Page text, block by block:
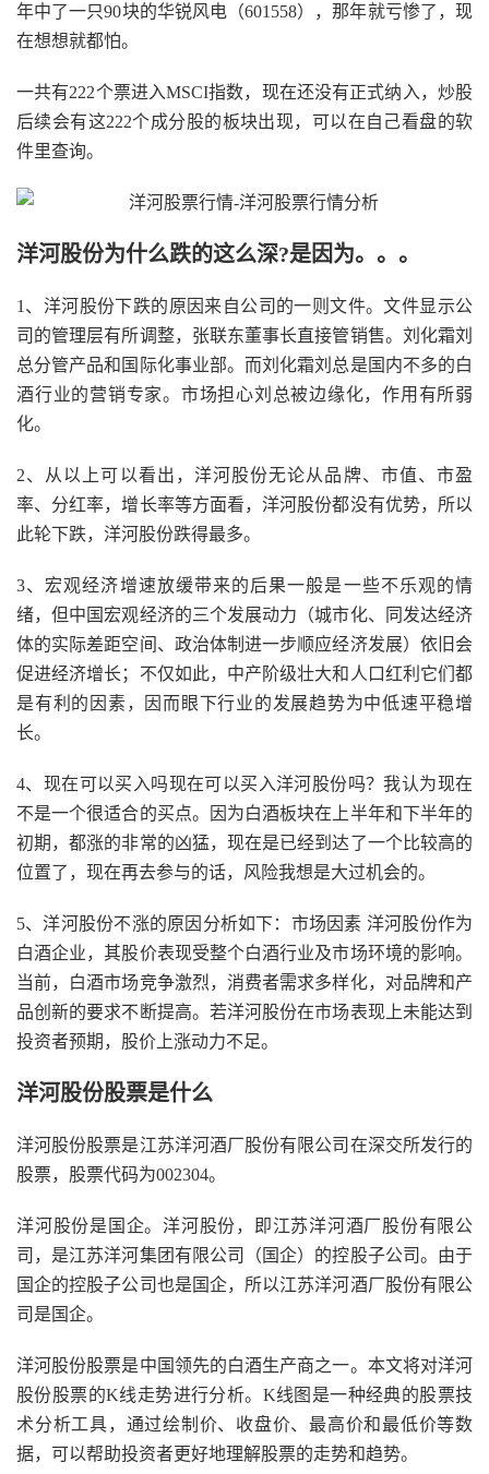
年中了一只90块的华锐风电（601558），那年就亏惨了，现
在想想就都怕。
一共有222个票进入MSCI指数，现在还没有正式纳入，炒股
后续会有这222个成分股的板块出现，可以在自己看盘的软
件里查询。
洋河股份为什么跌的这么深?是因为。。。
1、洋河股份下跌的原因来自公司的一则文件。文件显示公
司的管理层有所调整，张联东董事长直接管销售。刘化霜刘
总分管产品和国际化事业部。而刘化霜刘总是国内不多的白
酒行业的营销专家。市场担心刘总被边缘化，作用有所弱
化。
2、从以上可以看出，洋河股份无论从品牌、市值、市盈
率、分红率，增长率等方面看，洋河股份都没有优势，所以
此轮下跌，洋河股份跌得最多。
3、宏观经济增速放缓带来的后果一般是一些不乐观的情
绪，但中国宏观经济的三个发展动力（城市化、同发达经济
体的实际差距空间、政治体制进一步顺应经济发展）依旧会
促进经济增长；不仅如此，中产阶级壮大和人口红利它们都
是有利的因素，因而眼下行业的发展趋势为中低速平稳增
长。
4、现在可以买入吗现在可以买入洋河股份吗？我认为现在
不是一个很适合的买点。因为白酒板块在上半年和下半年的
初期，都涨的非常的凶猛，现在是已经到达了一个比较高的
位置了，现在再去参与的话，风险我想是大过机会的。
5、洋河股份不涨的原因分析如下：市场因素 洋河股份作为
白酒企业，其股价表现受整个白酒行业及市场环境的影响。
当前，白酒市场竞争激烈，消费者需求多样化，对品牌和产
品创新的要求不断提高。若洋河股份在市场表现上未能达到
投资者预期，股价上涨动力不足。
洋河股份股票是什么
洋河股份股票是江苏洋河酒厂股份有限公司在深交所发行的
股票，股票代码为002304。
洋河股份是国企。洋河股份，即江苏洋河酒厂股份有限公
司，是江苏洋河集团有限公司（国企）的控股子公司。由于
国企的控股子公司也是国企，所以江苏洋河酒厂股份有限公
司是国企。
洋河股份股票是中国领先的白酒生产商之一。本文将对洋河
股份股票的K线走势进行分析。K线图是一种经典的股票技
术分析工具，通过绘制价、收盘价、最高价和最低价等数
据，可以帮助投资者更好地理解股票的走势和趋势。